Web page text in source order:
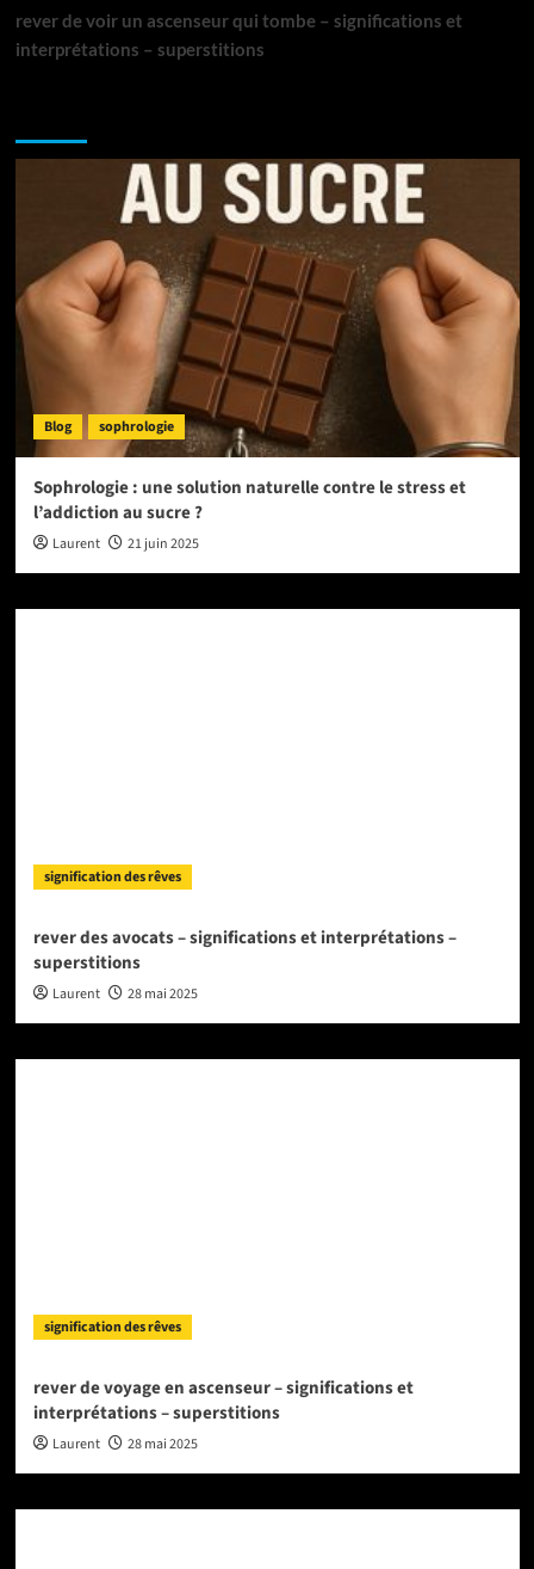
rever de voir un ascenseur qui tombe – significations et
interprétations – superstitions
Blog sophrologie
Sophrologie : une solution naturelle contre le stress et
l’addiction au sucre ?
Laurent 21 juin 2025
signification des rêves
rever des avocats – significations et interprétations –
superstitions
Laurent 28 mai 2025
signification des rêves
rever de voyage en ascenseur – significations et
interprétations – superstitions
Laurent 28 mai 2025